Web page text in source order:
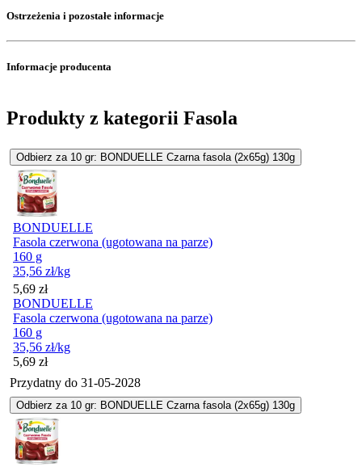
Ostrzeżenia i pozostałe informacje
Informacje producenta
Produkty z kategorii Fasola
Odbierz za 10 gr: BONDUELLE Czarna fasola (2x65g) 130g
BONDUELLE
Fasola czerwona (ugotowana na parze)
160 g
35,56 zł/kg
Cena
5,69 zł
BONDUELLE
Fasola czerwona (ugotowana na parze)
160 g
35,56 zł/kg
Cena
5,69 zł
Przydatny do 31-05-2028
Odbierz za 10 gr: BONDUELLE Czarna fasola (2x65g) 130g